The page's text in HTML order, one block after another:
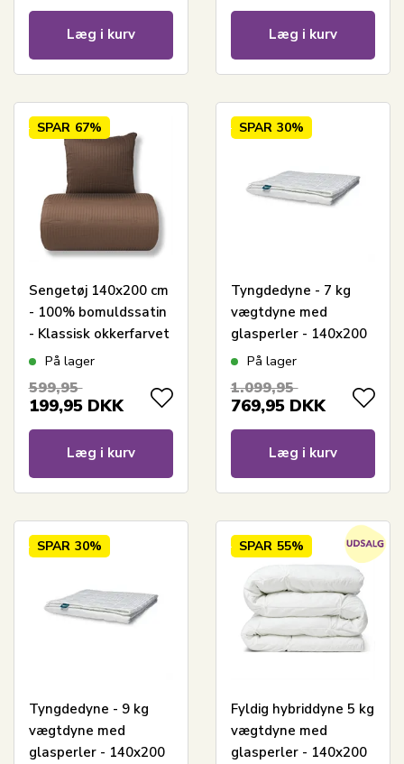
Læg i kurv Læg i kurv
SPAR 67%
Sengetøj 140x200 cm
- 100% bomuldssatin
- Klassisk okkerfarvet
striber
På lager
599,95
199,95 DKK
Læg i kurv
SPAR 30%
Tyngdedyne - 7 kg
vægtdyne med
glasperler - 140x200
cm - Relaxy
På lager
1.099,95
769,95 DKK
Læg i kurv
SPAR 30%
Tyngdedyne - 9 kg
vægtdyne med
glasperler - 140x200
SPAR 55%
Fyldig hybriddyne 5 kg
vægtdyne med
glasperler - 140x200